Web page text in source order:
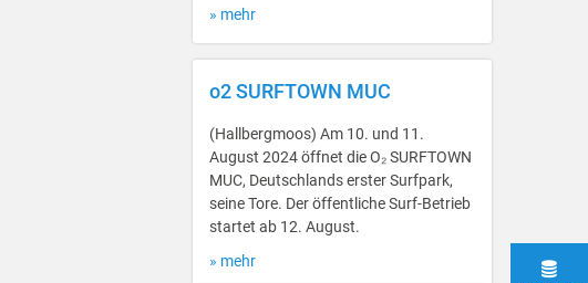
» mehr
o2 SURFTOWN MUC
(Hallbergmoos) Am 10. und 11.
August 2024 öffnet die O₂ SURFTOWN
MUC, Deutschlands erster Surfpark,
seine Tore. Der öffentliche Surf-Betrieb
startet ab 12. August.
» mehr